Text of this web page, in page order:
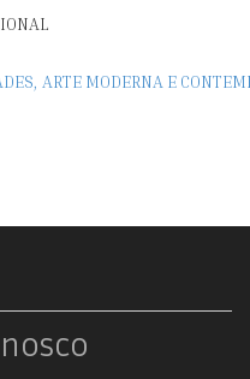
ARTE MODERNA E